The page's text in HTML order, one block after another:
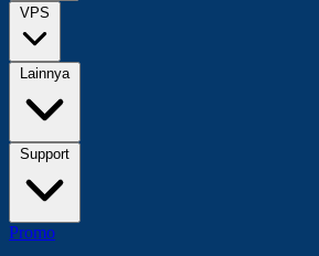
VPS
Lainnya
Support
Promo